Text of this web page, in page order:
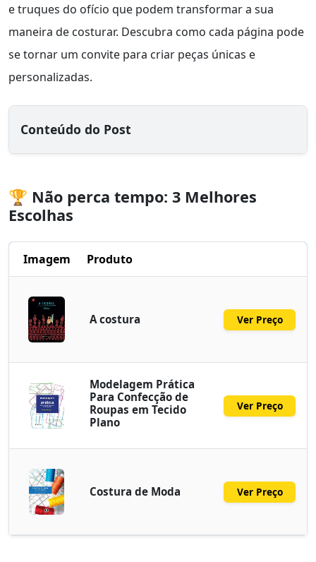
e truques do ofício que podem transformar a sua
maneira de costurar. Descubra como cada página pode
se tornar um convite para criar peças únicas e
personalizadas.
Conteúdo do Post
🏆 Não perca tempo: 3 Melhores
Escolhas
Imagem Produto
A costura Ver Preço
Modelagem Prática
Para Confecção de
Roupas em Tecido
Plano
Ver Preço
Costura de Moda Ver Preço